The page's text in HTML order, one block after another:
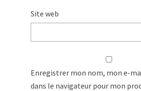
Site web
Enregistrer mon nom, mon e-
dans le navigateur pour mon